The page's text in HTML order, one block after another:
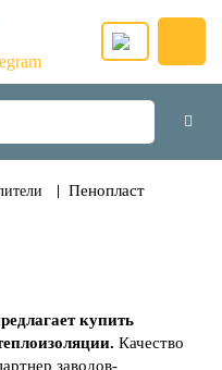
Пенопласт
купить
Качество
заводов-